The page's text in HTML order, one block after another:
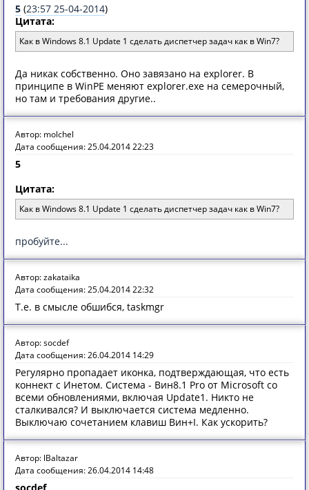
5 (23:57 25-04-2014)
Цитата:
Как в Windоws 8.1 Update 1 сделать диспетчер задач как в Win7?
Да никак собственно. Оно завязано на explorer. В
принципе в WinPE меняют explorer.exe на семерочный,
но там и требования другие..
Автор: molchel
Дата сообщения: 25.04.2014 22:23
5
Цитата:
Как в Windоws 8.1 Update 1 сделать диспетчер задач как в Win7?
пробуйте...
Автор: zakataika
Дата сообщения: 25.04.2014 22:32
Т.е. в смысле обшибся, taskmgr
Автор: socdef
Дата сообщения: 26.04.2014 14:29
Регулярно пропадает иконка, подтверждающая, что есть
коннект с Инетом. Система - Вин8.1 Pro от Microsoft со
всеми обновлениями, включая Update1. Никто не
сталкивался? И выключается система медленно.
Выключаю сочетанием клавиш Вин+I. Как ускорить?
Автор: lBaltazar
Дата сообщения: 26.04.2014 14:48